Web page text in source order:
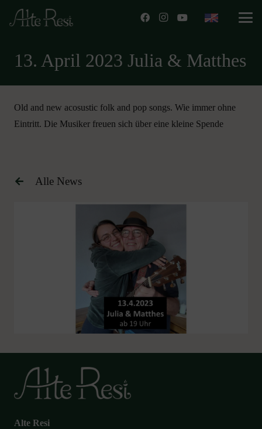
13. April 2023 Julia & Matthes
Old and new acosustic folk and pop songs. Wie immer ohne
Eintritt. Die Musiker freuen sich über eine kleine Spende
Alle News
Alte Resi